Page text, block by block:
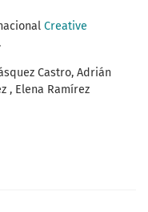
Creative
Castro, Adrián
, Elena Ramírez